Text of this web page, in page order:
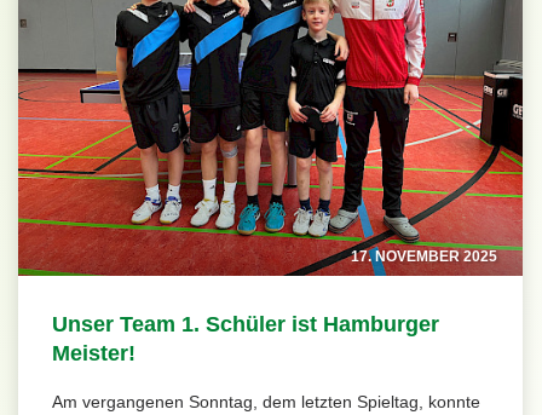
17. NOVEMBER 2025
Unser Team 1. Schüler ist Hamburger
Meister!
Am vergangenen Sonntag, dem letzten Spieltag, konnte